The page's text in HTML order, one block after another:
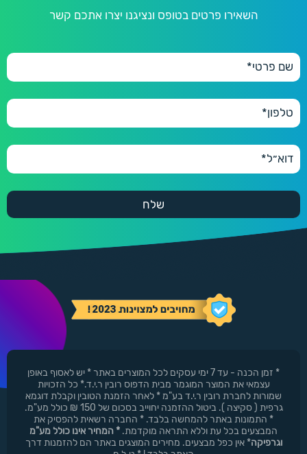
השאירו פרטים בטופס ונציגנו יצרו אתכם קשר
* זמן הכנה - עד 7 ימי עסקים לכל המוצרים באתר * יש לאסוף באופן
עצמאי את המוצר המוגמר מבית הדפוס רובין ר.י.ד.* כל הזכויות
שמורות לחברת רובין ר.י.ד בע"מ * לאחר הזמנת הטובין וקבלת דוגמא
גרפית ( סקיצה ). ביטול ההזמנה יחוייב בסכום של 150 ₪ כולל מע"מ.
* התמונות באתר להמחשה בלבד. * החברה רשאית להפסיק את
המבצעים בכל עת וללא התראה מוקדמת. * המחיר אינו כולל מע"מ
וגרפיקה* אין כפל מבצעים. מחירים המוצגים באתר הם להזמנות דרך